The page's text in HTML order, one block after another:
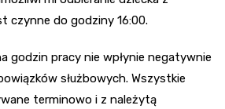
czynne do godziny 16:00.
godzin pracy nie wpłynie negatywnie
służbowych. Wszystkie
terminowo i z należytą